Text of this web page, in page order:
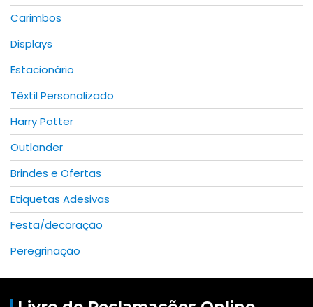
Carimbos
Displays
Estacionário
Têxtil Personalizado
Harry Potter
Outlander
Brindes e Ofertas
Etiquetas Adesivas
Festa/decoração
Peregrinação